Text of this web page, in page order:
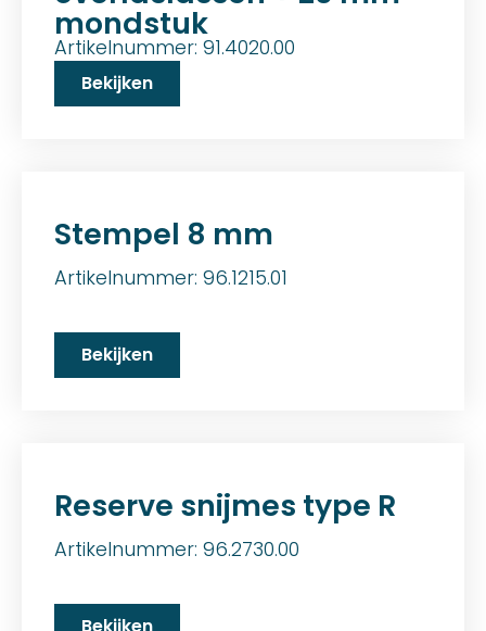
mondstuk
Artikelnummer: 91.4020.00
Bekijken
Stempel 8 mm
Artikelnummer: 96.1215.01
Bekijken
Reserve snijmes type R
Artikelnummer: 96.2730.00
Bekijken